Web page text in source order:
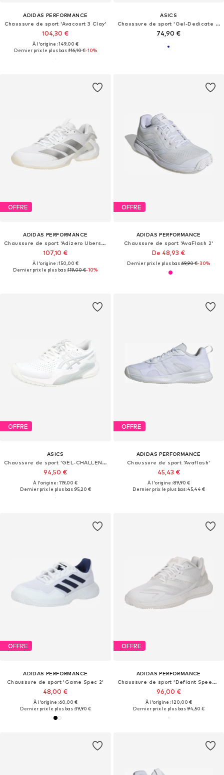
ADIDAS PERFORMANCE
Chaussure de sport 'Avacourt 3 Clay'
104,30 €
À l'origine : 149,00 €
Dernier prix le plus bas :116,10 €-10%
ASICS
Chaussure de sport 'Gel-Dedicate 9'
74,90 €
OFFRE
ADIDAS PERFORMANCE
Chaussure de sport 'Adizero Ubersonic 5'
107,10 €
À l'origine : 150,00 €
Dernier prix le plus bas :119,00 €-10%
OFFRE
ADIDAS PERFORMANCE
Chaussure de sport 'AvaFlash 2'
De 48,93 €
Dernier prix le plus bas :69,90 €-30%
OFFRE
ASICS
Chaussure de sport 'GEL-CHALLENGER 15'
94,50 €
À l'origine : 119,00 €
Dernier prix le plus bas :95,20 €
OFFRE
ADIDAS PERFORMANCE
Chaussure de sport 'Avaflash'
45,43 €
À l'origine : 89,90 €
Dernier prix le plus bas :45,44 €
OFFRE
ADIDAS PERFORMANCE
Chaussure de sport 'Game Spec 2'
48,00 €
À l'origine : 60,00 €
Dernier prix le plus bas :39,90 €
OFFRE
ADIDAS PERFORMANCE
Chaussure de sport 'Defiant Speed 2'
96,00 €
À l'origine : 120,00 €
Dernier prix le plus bas :94,50 €